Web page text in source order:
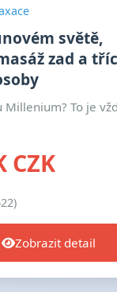
světě,
zad a
Millenium? To je
CZK
Zobrazit detail